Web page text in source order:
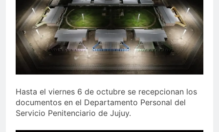
Hasta el viernes 6 de octubre se recepcionan los
documentos en el Departamento Personal del
Servicio Penitenciario de Jujuy.